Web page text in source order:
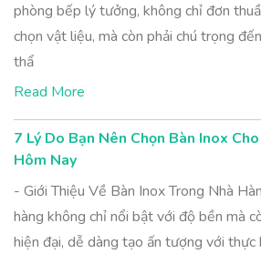
phòng bếp lý tưởng, không chỉ đơn
chọn vật liệu, mà còn phải chú trọng
thẩ
Read More
7 Lý Do Bạn Nên Chọn Bàn Inox
Hôm Nay
- Giới Thiệu Về Bàn Inox Trong Nhà
hàng không chỉ nổi bật với độ bền mà
hiện đại, dễ dàng tạo ấn tượng với thực